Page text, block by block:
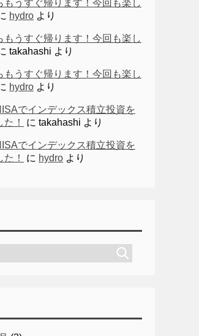
もうすぐ帰ります！今回も楽し
hydro より
もうすぐ帰ります！今回も楽し
takahashi より
もうすぐ帰ります！今回も楽し
hydro より
でインデックス積立投資を
！
に takahashi より
でインデックス積立投資を
！
に hydro より